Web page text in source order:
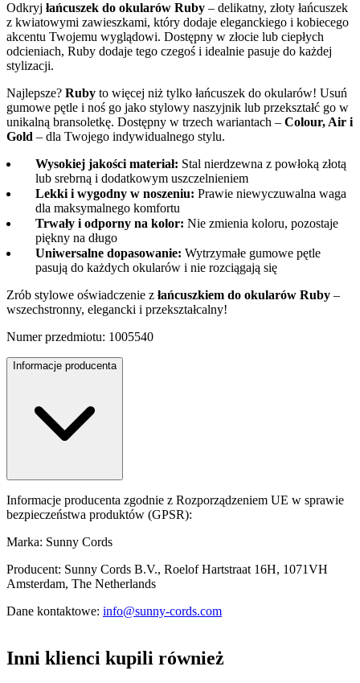
Odkryj łańcuszek do okularów Ruby – delikatny, złoty łańcuszek
z kwiatowymi zawieszkami, który dodaje eleganckiego i kobiecego
akcentu Twojemu wyglądowi. Dostępny w złocie lub ciepłych
odcieniach, Ruby dodaje tego czegoś i idealnie pasuje do każdej
stylizacji.
Najlepsze? Ruby to więcej niż tylko łańcuszek do okularów! Usuń
gumowe pętle i noś go jako stylowy naszyjnik lub przekształć go w
unikalną bransoletkę. Dostępny w trzech wariantach – Colour, Air i
Gold – dla Twojego indywidualnego stylu.
Wysokiej jakości materiał: Stal nierdzewna z powłoką złotą
lub srebrną i dodatkowym uszczelnieniem
Lekki i wygodny w noszeniu: Prawie niewyczuwalna waga
dla maksymalnego komfortu
Trwały i odporny na kolor: Nie zmienia koloru, pozostaje
piękny na długo
Uniwersalne dopasowanie: Wytrzymałe gumowe pętle
pasują do każdych okularów i nie rozciągają się
Zrób stylowe oświadczenie z łańcuszkiem do okularów Ruby –
wszechstronny, elegancki i przekształcalny!
Numer przedmiotu: 1005540
Informacje producenta
Informacje producenta zgodnie z Rozporządzeniem UE w sprawie
bezpieczeństwa produktów (GPSR):
Marka: Sunny Cords
Producent: Sunny Cords B.V., Roelof Hartstraat 16H, 1071VH
Amsterdam, The Netherlands
Dane kontaktowe: info@sunny-cords.com
Inni klienci kupili również